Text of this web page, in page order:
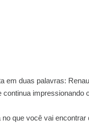
em duas palavras:
impressionando
que você vai